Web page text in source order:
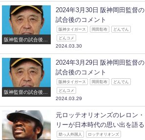
阪神監督の試合後の
2024年3月30日 阪神岡田監督の
試合後のコメント
阪神タイガース 岡田彰布 どんでん
どんコメ
2024.03.30
阪神監督の試合後の
2024年3月29日 阪神岡田監督の
試合後のコメント
阪神タイガース 岡田彰布 どんでん
どんコメ
2024.03.29
元ロッテオリオンズのレロン・
リーが日本時代の思い出を語る
助っ人外国人 ロッテオリオンズ